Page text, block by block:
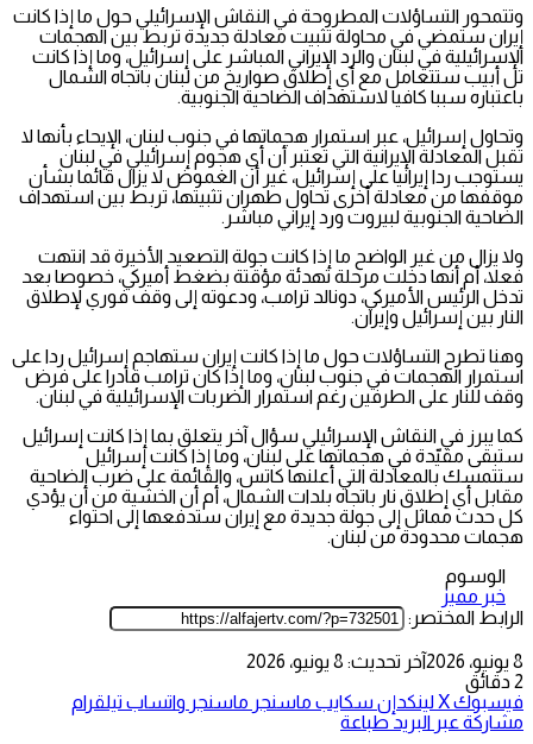
وتتمحور التساؤلات المطروحة في النقاش الإسرائيلي حول ما إذا كانت
إيران ستمضي في محاولة تثبيت معادلة جديدة تربط بين الهجمات
الإسرائيلية في لبنان والرد الإيراني المباشر على إسرائيل، وما إذا كانت
تل أبيب ستتعامل مع أي إطلاق صواريخ من لبنان باتجاه الشمال
باعتباره سببا كافيا لاستهداف الضاحية الجنوبية.
وتحاول إسرائيل، عبر استمرار هجماتها في جنوب لبنان، الإيحاء بأنها لا
تقبل المعادلة الإيرانية التي تعتبر أن أي هجوم إسرائيلي في لبنان
يستوجب ردا إيرانيا على إسرائيل، غير أن الغموض لا يزال قائما بشأن
موقفها من معادلة أخرى تحاول طهران تثبيتها، تربط بين استهداف
الضاحية الجنوبية لبيروت ورد إيراني مباشر.
ولا يزال من غير الواضح ما إذا كانت جولة التصعيد الأخيرة قد انتهت
فعلا، أم أنها دخلت مرحلة تهدئة مؤقتة بضغط أميركي، خصوصا بعد
تدخل الرئيس الأميركي، دونالد ترامب، ودعوته إلى وقف فوري لإطلاق
النار بين إسرائيل وإيران.
وهنا تطرح التساؤلات حول ما إذا كانت إيران ستهاجم إسرائيل ردا على
استمرار الهجمات في جنوب لبنان، وما إذا كان ترامب قادرا على فرض
وقف للنار على الطرفين رغم استمرار الضربات الإسرائيلية في لبنان.
كما يبرز في النقاش الإسرائيلي سؤال آخر يتعلق بما إذا كانت إسرائيل
ستبقى مقيّدة في هجماتها على لبنان، وما إذا كانت إسرائيل
ستتمسك بالمعادلة التي أعلنها كاتس، والقائمة على ضرب الضاحية
مقابل أي إطلاق نار باتجاه بلدات الشمال، أم أن الخشية من أن يؤدي
كل حدث مماثل إلى جولة جديدة مع إيران ستدفعها إلى احتواء
هجمات محدودة من لبنان.
الوسوم
خبر مميز
الرابط المختصر:
8 يونيو، 2026
آخر تحديث: 8 يونيو، 2026
2 دقائق
فيسبوك‫Xلينكدإن سكايب ماسنجر ماسنجر واتساب تيلقرام
مشاركة عبر البريد طباعة